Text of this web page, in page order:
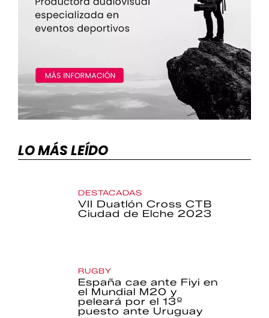
LO MÁS LEÍDO
DESTACADAS
VII Duatlón Cross CTB
Ciudad de Elche 2023
RUGBY
España cae ante Fiyi en
el Mundial M20 y
peleará por el 13º
puesto ante Uruguay